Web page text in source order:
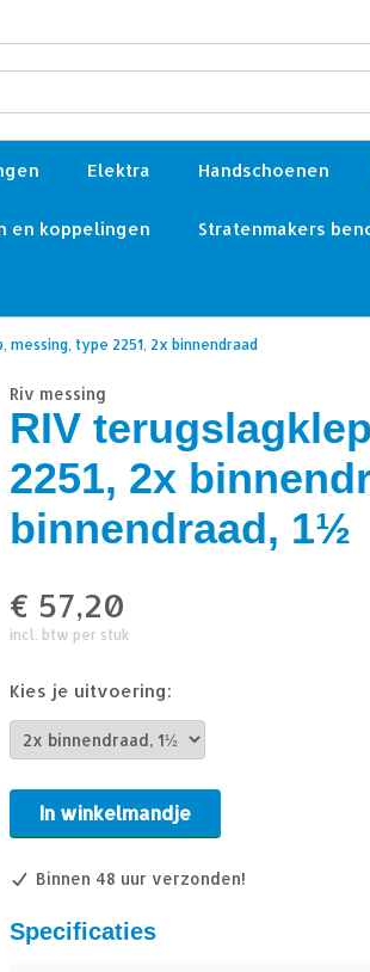
Elektra Handschoenen
en koppelingen Stratenmakers
type 2251, 2x binnendraad
Riv messing
RIV
2251, 2x
binnendraad, 1½
€ 57,20
incl. btw per stuk
Kies je uitvoering:
In winkelmandje
Binnen 48 uur verzonden!
Specificaties